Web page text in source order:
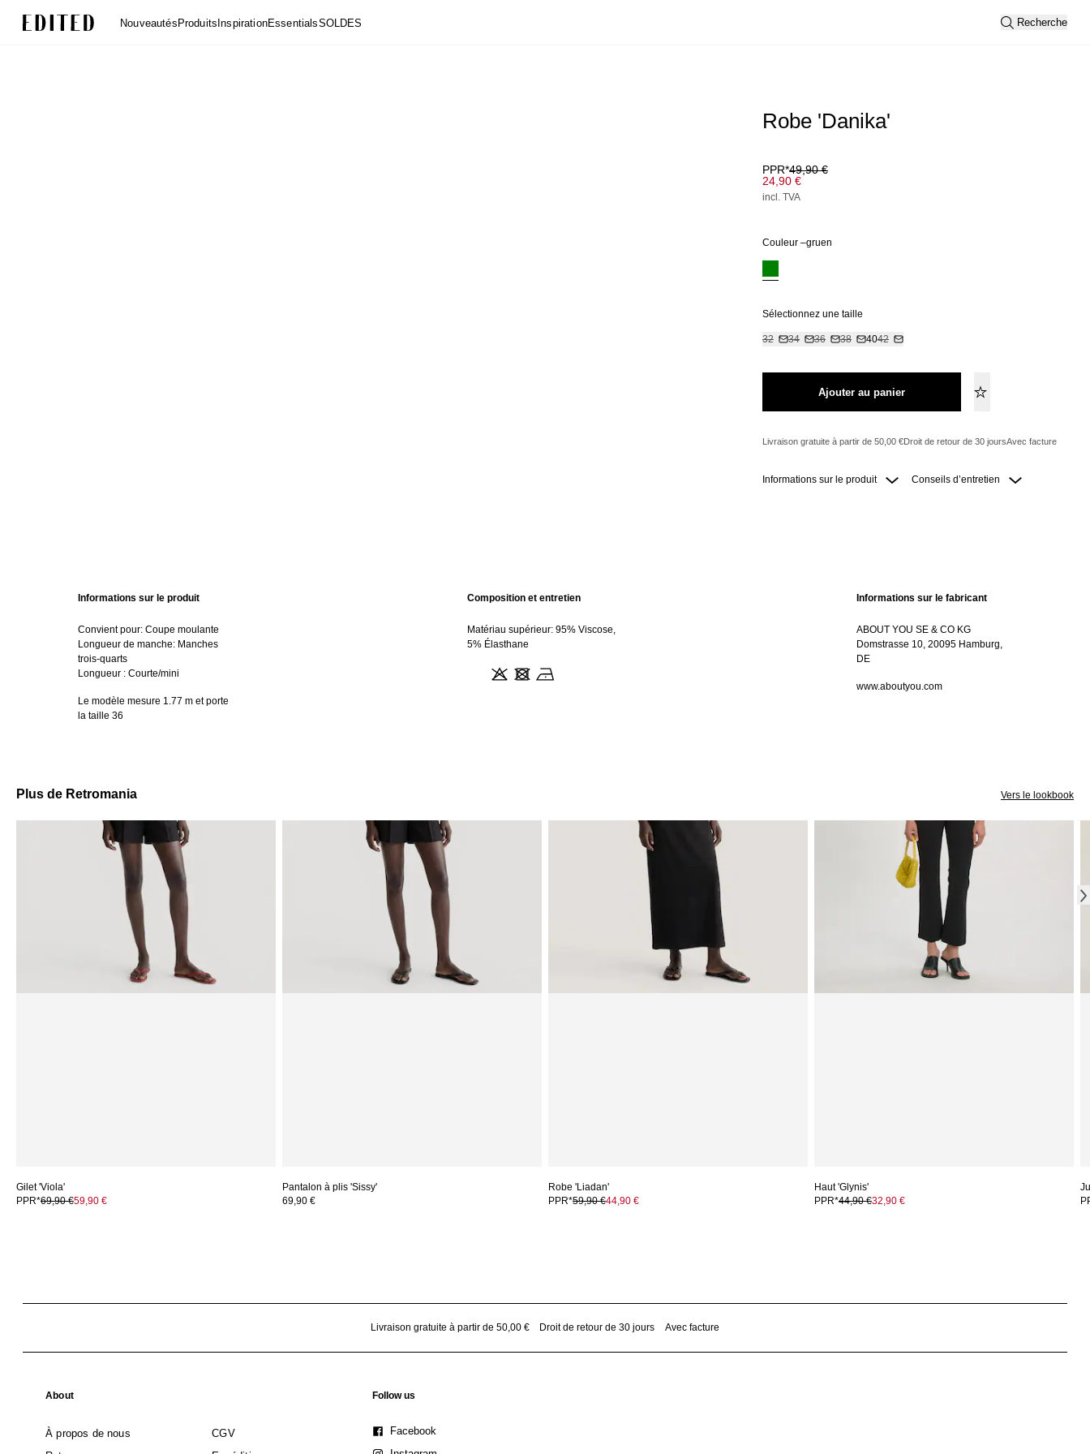
NouveautésProduitsInspirationEssentialsSOLDES Recherche
Robe 'Danika'
PPR*49,90 €
24,90 €
incl. TVA
Couleur –gruen
Sélectionnez une taille
32 34 36 38 4042
Ajouter au panier
Livraison gratuite à partir de 50,00 €Droit de retour de 30 joursAvec facture
Informations sur le produit Conseils d’entretien
Informations sur le produit
Convient pour: Coupe moulante
Longueur de manche: Manches
trois-quarts
Longueur : Courte/mini
Le modèle mesure 1.77 m et porte
la taille 36
Composition et entretien
Matériau supérieur: 95% Viscose,
5% Élasthane
Informations sur le fabricant
ABOUT YOU SE & CO KG
Domstrasse 10, 20095 Hamburg,
DE
www.aboutyou.com
Plus de Retromania Vers le lookbook
Gilet 'Viola'
PPR*69,90 €59,90 €
Pantalon à plis 'Sissy'
69,90 €
Robe 'Liadan'
PPR*59,90 €44,90 €
Haut 'Glynis'
PPR*44,90 €32,90 €
Livraison gratuite à partir de 50,00 € Droit de retour de 30 jours Avec facture
About
À propos de nous
CGV
Follow us
Facebook